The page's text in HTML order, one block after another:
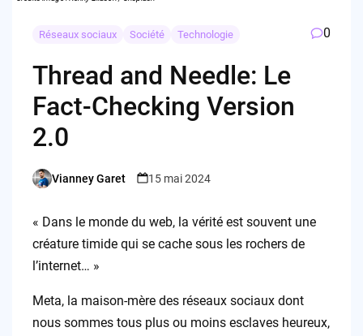
Réseaux sociaux Société Technologie 0
Thread and Needle: Le
Fact-Checking Version
2.0
Posted
Vianney Garet 15 mai 2024
« Dans le monde du web, la vérité est souvent une
créature timide qui se cache sous les rochers de
l’internet… »
Meta, la maison-mère des réseaux sociaux dont
nous sommes tous plus ou moins esclaves heureux,